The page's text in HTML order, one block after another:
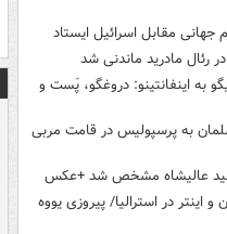
جهانی مقابل اسرائیل ایستاد
رئال مادرید ماندنی شد
به اینفانتینو: دروغگو، پَست‌ و
به پرسپولیس در قامت مربی
عالیشاه مشخص شد +عکس
اینتر در استرالیا/ پیروزی یووه